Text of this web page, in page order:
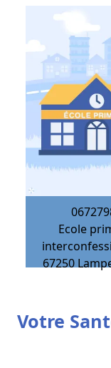
Ecole
67250
Votre